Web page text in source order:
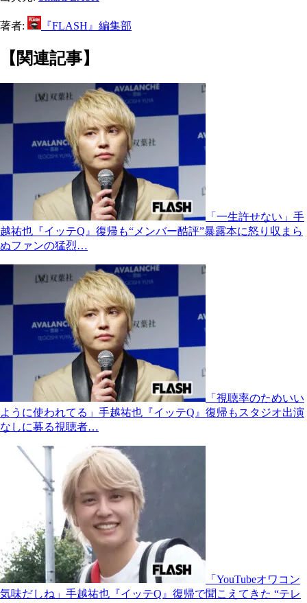
著者: 『FLASH』編集部
【関連記事】
「一生許せない」手
越祐也『イッテQ』復帰も“メンバー酷評”暴露本に怒り収まら
ぬファンの猛烈…
「視聴率のためいい
ように使われてる」手越祐也『イッテQ』復帰もスタジオ出演
なしに募る視聴者…
「YouTubeオワコン
気味だしね」手越祐也『イッテQ』復帰で聞こえてきた “テレ